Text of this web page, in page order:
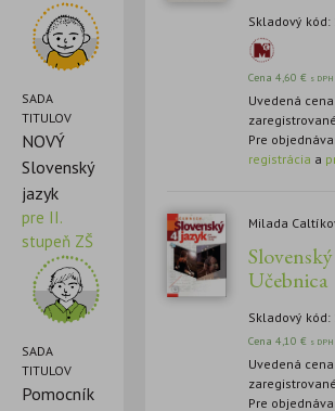
SADA
TITULOV
NOVÝ
Slovenský
jazyk
pre II.
stupeň ZŠ
SADA
TITULOV
Pomocník
Skladový kód:
Cena4,60€ s DPH
Uvedená
Pre
registrácia a
Milada
Učebnica
Skladový
Cena4,10€ s DPH
Uvedená
Pre